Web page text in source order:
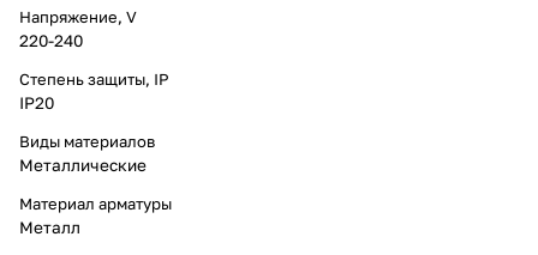
Напряжение, V
220-240
Степень защиты, IP
IP20
Виды материалов
Металлические
Материал арматуры
Металл